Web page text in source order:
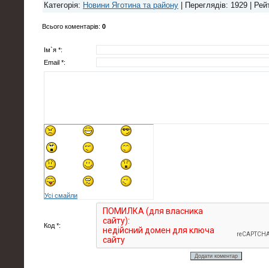
Категорія: Новини Яготина та району Переглядів: 1929 |
Всього коментарів: 0
Ім`я *:
Email *:
Усі смайли
Код *: